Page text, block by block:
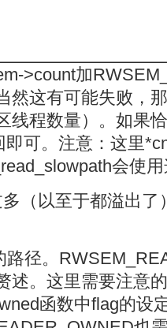
>count加
然这有可能失败，
线程数量）。如果
可。注意：这里
会使
（以至于都溢出
路径。
述。这里需要注意
函数中flag的设